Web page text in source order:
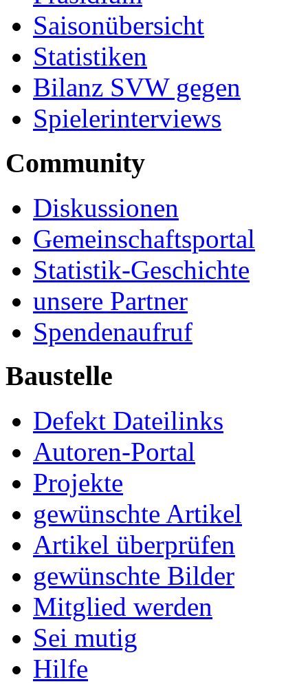
Saisonübersicht
Statistiken
Bilanz SVW gegen
Spielerinterviews
Community
Diskussionen
Gemeinschaftsportal
Statistik-Geschichte
unsere Partner
Spendenaufruf
Baustelle
Defekt Dateilinks
Autoren-Portal
Projekte
gewünschte Artikel
Artikel überprüfen
gewünschte Bilder
Mitglied werden
Sei mutig
Hilfe